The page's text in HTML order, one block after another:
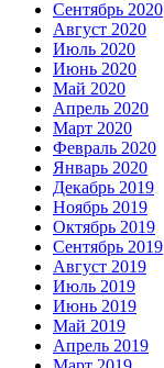
Сентябрь 2020
Август 2020
Июль 2020
Июнь 2020
Май 2020
Апрель 2020
Март 2020
Февраль 2020
Январь 2020
Декабрь 2019
Ноябрь 2019
Октябрь 2019
Сентябрь 2019
Август 2019
Июль 2019
Июнь 2019
Май 2019
Апрель 2019